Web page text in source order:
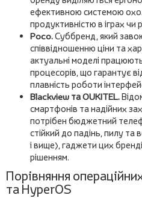
ефективною системою
продуктивністю в іграх чи
Poco.Суббренд, який
співвідношенню ціни та
актуальні моделі
процесорів, що гарантує
плавність роботи
Blackview та OUKITEL.
смартфонів та надійних
потрібен бюджетний
стійкий до падінь, пилу та
і вище), гаджети цих
рішенням.
Порівняння
та HyperOS